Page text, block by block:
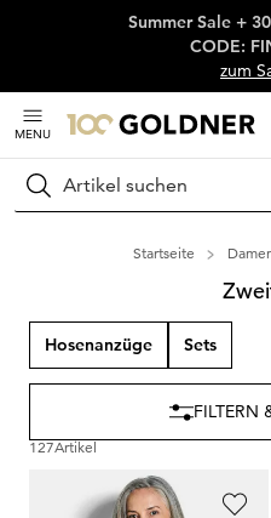
Überspringe Navigation,
Summer Sale +
CODE:
zum
MENU
Suchen
Startseite
Hosenanzüge Sets
127Artikel
FILTERN